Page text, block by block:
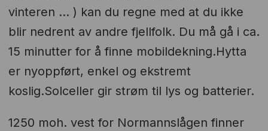
vinteren ... ) kan du regne med at du ikke
blir nedrent av andre fjellfolk. Du må gå i ca.
15 minutter for å finne mobildekning.Hytta
er nyoppført, enkel og ekstremt
koslig.Solceller gir strøm til lys og batterier.
1250 moh. vest for Normannslågen finner